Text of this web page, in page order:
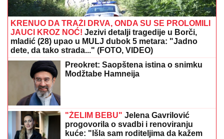
JOŠ JEDNO SLAVLJE U VILI DRAGANA
STANKOVIĆA Nakon veridbe priredio Aleksandri
novo iznenađenje: Gosti sve snimili, ona nije mogla
da sakrije šok (Video)